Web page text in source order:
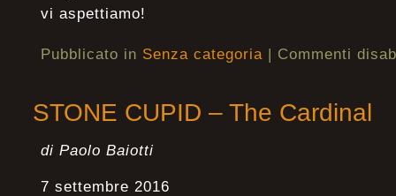
vi aspettiamo!
Pubblicato in Senza categoria | Commenti
STONE CUPID – The Cardinal
di Paolo Baiotti
7 settembre 2016